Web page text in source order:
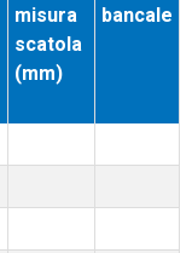
misura
scatola
(mm)
bancale